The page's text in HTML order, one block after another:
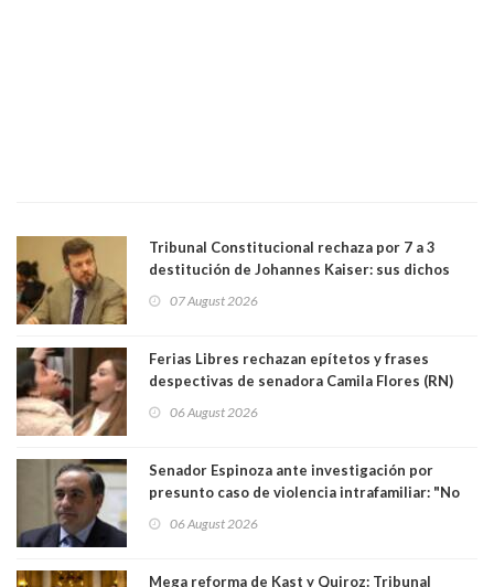
Tribunal Constitucional rechaza por 7 a 3
destitución de Johannes Kaiser: sus dichos
justicia constitucional porque no es diputado
07 August 2026
Ferias Libres rechazan epítetos y frases
despectivas de senadora Camila Flores (RN)
06 August 2026
Senador Espinoza ante investigación por
presunto caso de violencia intrafamiliar: "No
antecedentes a Tribunal Supremo
06 August 2026
Mega reforma de Kast y Quiroz: Tribunal